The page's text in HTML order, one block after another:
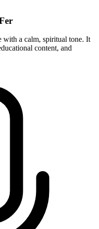
with a calm, spiritual tone. It
content, and